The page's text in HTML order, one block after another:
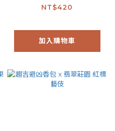
加雪菲G1 (120g)
NT$420
加入購物車